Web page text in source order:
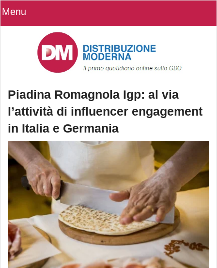
Menu
Piadina Romagnola Igp: al via
l’attività di influencer engagement
in Italia e Germania